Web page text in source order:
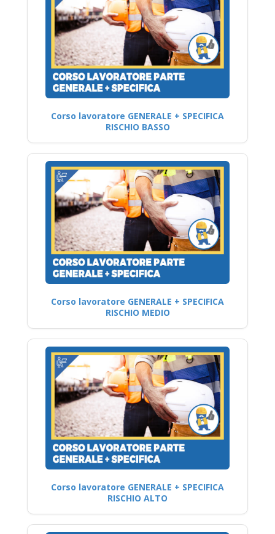
Corso lavoratore GENERALE + SPECIFICA
RISCHIO BASSO
Corso lavoratore GENERALE + SPECIFICA
RISCHIO MEDIO
Corso lavoratore GENERALE + SPECIFICA
RISCHIO ALTO